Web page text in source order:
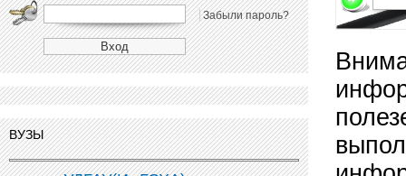
Забыли пароль?
ВУЗЫ